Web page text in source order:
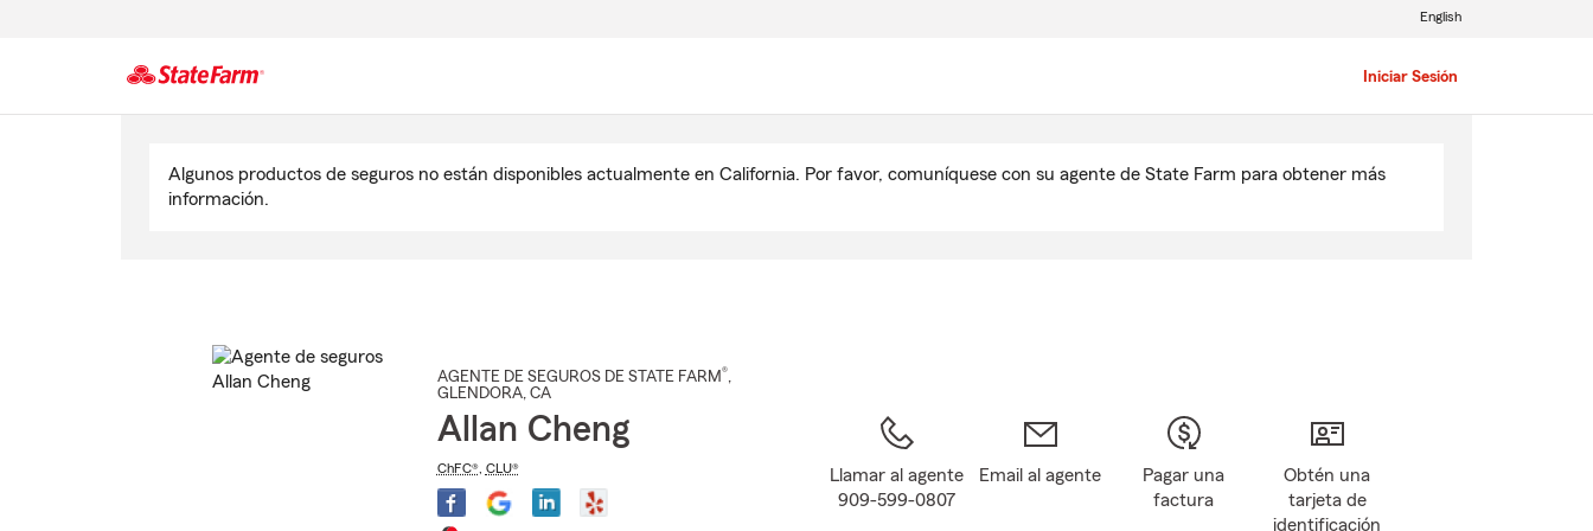
Iniciar Sesión
English
Algunos productos de seguros no están disponibles actualmente en California. Por favor, comuníquese con su agente de State Farm para obtener más
información.
AGENTE DE SEGUROS DE STATE FARM®,
GLENDORA, CA
Allan Cheng
ChFC®, CLU®
Llamar al agente
909-599-0807
Email al agente
Pagar una
factura
Obtén una
tarjeta de
identificación